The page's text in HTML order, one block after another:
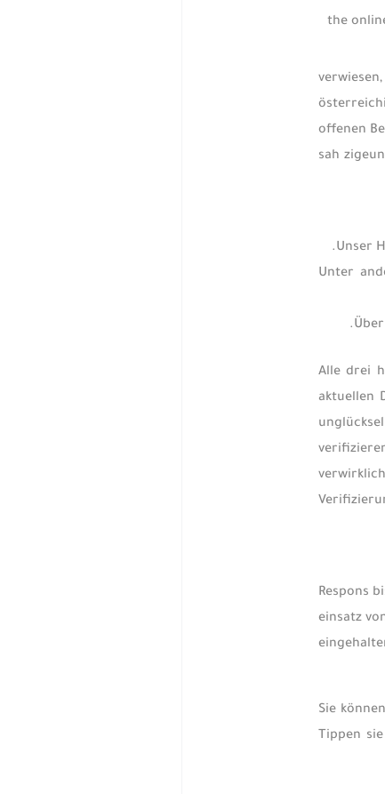
offenen
sah
Unser
Unter
Alle drei
aktuellen
Respons
einsatz
Sie
Tippen